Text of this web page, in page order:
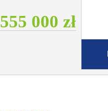
555 000 zł